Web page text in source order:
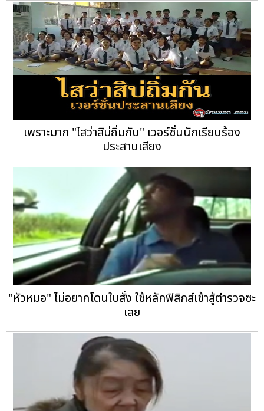
เพราะมาก "ไสว่าสิบ่ถิ่มกัน" เวอร์ชั่นนักเรียนร้อง
ประสานเสียง
"หัวหมอ" ไม่อยากโดนใบสั่ง ใช้หลักฟิสิกส์เข้าสู้ตำรวจซะ
เลย